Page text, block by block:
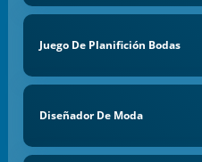
Juego De Planifición Bodas
Diseñador De Moda